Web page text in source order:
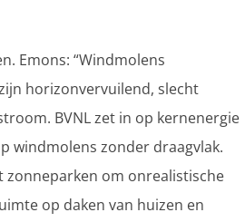
Emons: “Windmolens
horizonvervuilend, slecht
BVNL zet in op kernenergie
windmolens zonder draagvlak.
om onrealistische
op daken van huizen en